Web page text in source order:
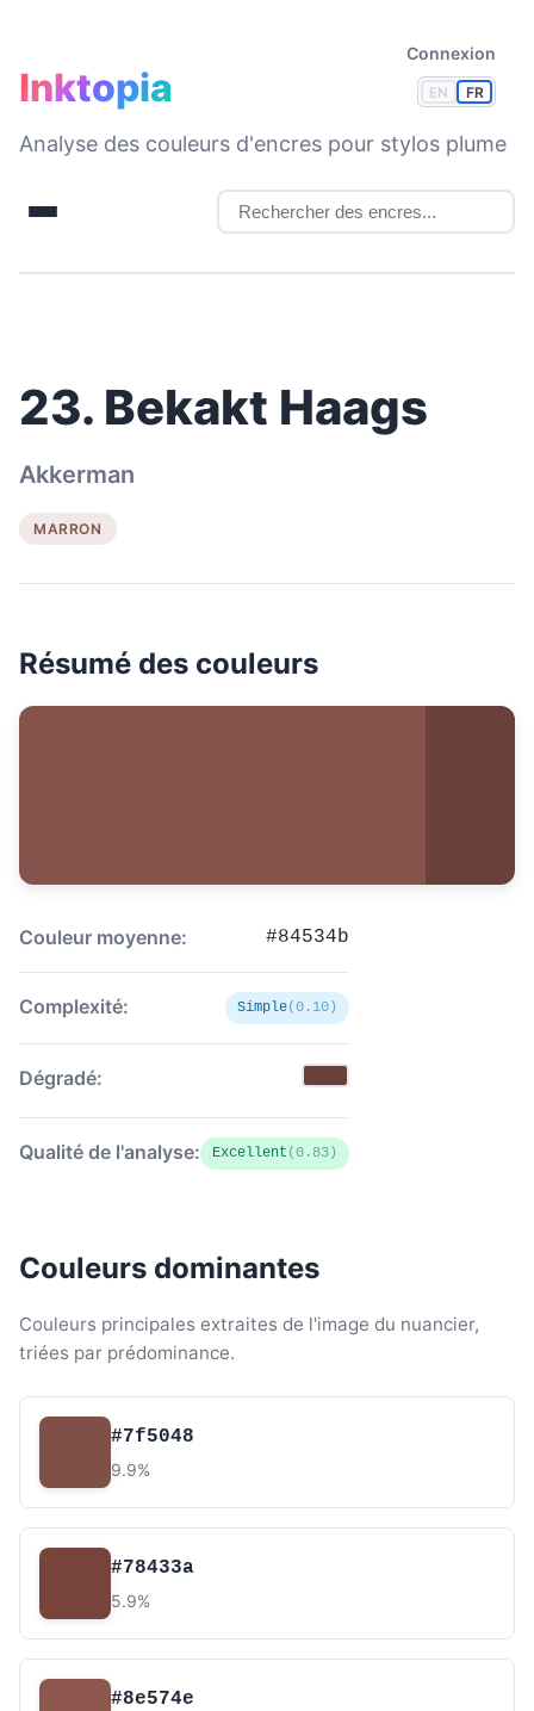
EN FR
Connexion
Inktopia
Analyse des couleurs d'encres pour stylos plume
23. Bekakt Haags
Akkerman
MARRON
Résumé des couleurs
Couleur moyenne: #84534b
Complexité: Simple(0.10)
Dégradé:
Qualité de l'analyse: Excellent (0.83)
Couleurs dominantes
Couleurs principales extraites de l'image du nuancier,
triées par prédominance.
#7f5048
9.9%
#78433a
5.9%
#8e574e